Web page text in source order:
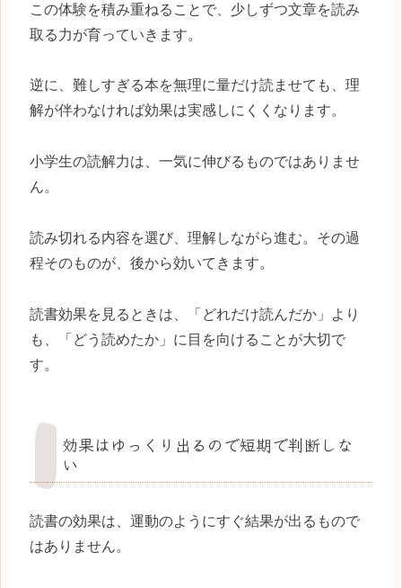
この体験を積み重ねることで、少しずつ文章を読み
取る力が育っていきます。
逆に、難しすぎる本を無理に量だけ読ませても、理
解が伴わなければ効果は実感しにくくなります。
小学生の読解力は、一気に伸びるものではありませ
ん。
読み切れる内容を選び、理解しながら進む。その過
程そのものが、後から効いてきます。
読書効果を見るときは、「どれだけ読んだか」より
も、「どう読めたか」に目を向けることが大切で
す。
効果はゆっくり出るので短期で判断しな
い
読書の効果は、運動のようにすぐ結果が出るもので
はありません。